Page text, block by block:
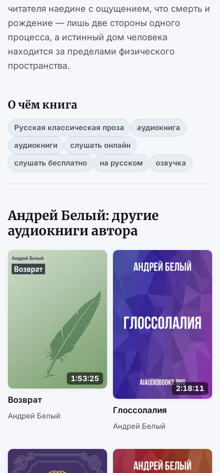
читателя наедине с ощущением, что смерть и
рождение — лишь две стороны одного
процесса, а истинный дом человека
находится за пределами физического
пространства.
О чём книга
Русская классическая проза
аудиокнига
аудиокниги
слушать онлайн
слушать бесплатно
на русском озвучка
Андрей Белый: другие
аудиокниги автора
1:53:25
Возврат
Андрей Белый
2:18:11
Глоссолалия
Андрей Белый